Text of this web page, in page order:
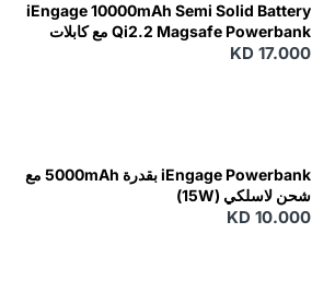
iEngage 10000mAh Semi Solid Battery
Qi2.2 Magsafe Powerbank مع كابلات
مدمجة
KD 17.000
iEngage Powerbank بقدرة 5000mAh مع
شحن لاسلكي (15W)
KD 10.000